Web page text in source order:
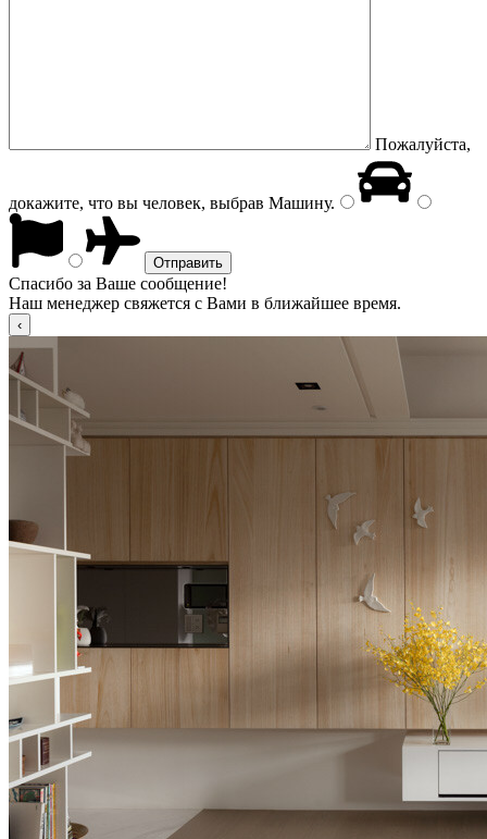
Пожалуйста,
докажите, что вы человек, выбрав Машину.
Спасибо за Ваше сообщение!
Наш менеджер свяжется с Вами в ближайшее время.